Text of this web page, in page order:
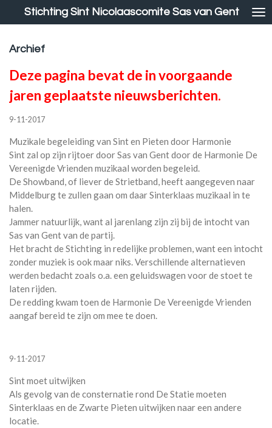
direct
de
Stichting Sint Nicolaascomite Sas van Gent
Archief
Deze pagina bevat de in voorgaande
jaren geplaatste nieuwsberichten.
9-11-2017
Muzikale begeleiding van Sint en Pieten door Harmonie
Sint zal op zijn rijtoer door Sas van Gent door de Harmonie De
Vereenigde Vrienden muzikaal worden begeleid.
De Showband, of liever de Strietband, heeft aangegeven naar
Middelburg te zullen gaan om daar Sinterklaas muzikaal in te
halen.
Jammer natuurlijk, want al jarenlang zijn zij bij de intocht van
Sas van Gent van de partij.
Het bracht de Stichting in redelijke problemen, want een intocht
zonder muziek is ook maar niks. Verschillende alternatieven
werden bedacht zoals o.a. een geluidswagen voor de stoet te
laten rijden.
De redding kwam toen de Harmonie De Vereenigde Vrienden
aangaf bereid te zijn om mee te doen.
9-11-2017
Sint moet uitwijken
Als gevolg van de consternatie rond De Statie moeten
Sinterklaas en de Zwarte Pieten uitwijken naar een andere
locatie.